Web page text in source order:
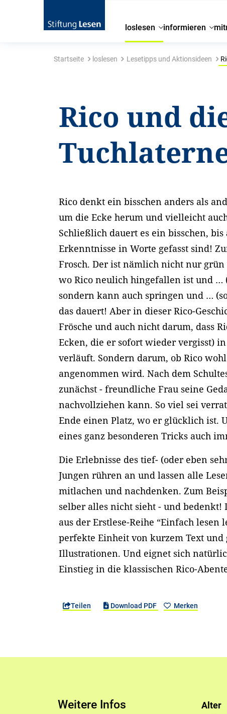
loslesen informieren
Startseite loslesen Lesetipps und Aktionsideen
Rico und
Rico denkt ein bisschen anders als
um die Ecke herum und vielleicht
Schließlich dauert es ein bisschen,
Erkenntnisse in Worte gefasst sind!
Frosch. Der ist nämlich nicht nur
wo Rico neulich hingefallen ist und …
sondern kann auch springen und …
das dauert! Aber in dieser Rico-
Frösche und auch nicht darum, dass
Ecken, die er sofort wieder vergisst)
verläuft. Sondern darum, ob Rico
angenommen wird. Nach dem
zunächst - freundliche Frau seine
nachvollziehen kann. So viel sei
Ende einen Platz, wo er glücklich ist.
eines ganz besonderen Tricks auch
Die Erlebnisse des tief- (oder eben
Jungen rühren an und lassen alle
mitlachen und nachdenken. Zum
selber alles nicht sieht - und bedenkt!
aus der Erstlese-Reihe “Einfach lesen
perfekte Einheit von kurzem Text und
Illustrationen. Und eignet sich
Einstieg in die klassischen Rico-
Teilen Download PDF Merken
Weitere Infos Alter